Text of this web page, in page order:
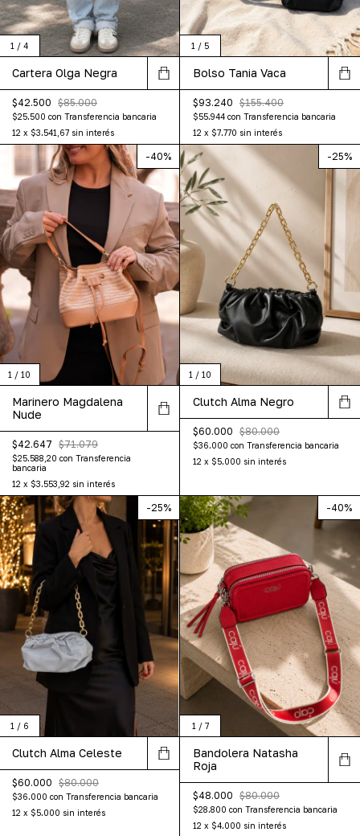
1 / 4
Cartera Olga Negra
$42.500 $85.000
$25.500 con Transferencia bancaria
12 x $3.541,67 sin interés
1 / 5
Bolso Tania Vaca
$93.240 $155.400
$55.944 con Transferencia bancaria
12 x $7.770 sin interés
1 / 10
-40%
Marinero Magdalena
Nude
$42.647 $71.079
$25.588,20 con Transferencia
bancaria
12 x $3.553,92 sin interés
1 / 10
-25%
Clutch Alma Negro
$60.000 $80.000
$36.000 con Transferencia bancaria
12 x $5.000 sin interés
1 / 6
-25%
Clutch Alma Celeste
$60.000 $80.000
$36.000 con Transferencia bancaria
12 x $5.000 sin interés
1 / 7
-40%
Bandolera Natasha
Roja
$48.000 $80.000
$28.800 con Transferencia bancaria
12 x $4.000 sin interés